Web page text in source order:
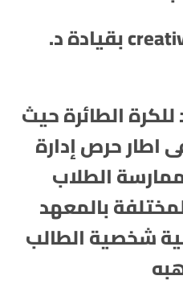
نظمت اسرة creative mind بقيادة د.
الطائرة حيث
اطار حرص إدارة
الطلاب
بالمعهد
شخصية الطالب